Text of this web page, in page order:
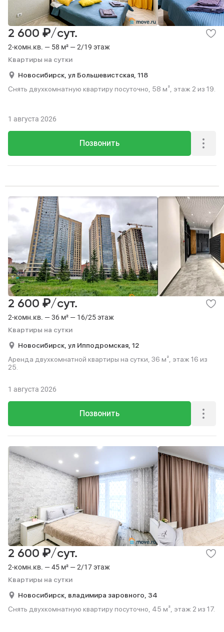
2-комн.кв. — 58 м² — 2/19 этаж
Квартиры на сутки
2 600 ₽/сут.
Новосибирск, ул Большевистская, 118
Снять двухкомнатную квартиру посуточно, 58 м², этаж 2 из 19.
Позвонить
1 августа 2026
2-комн.кв. — 36 м² — 16/25 этаж
Квартиры на сутки
2 600 ₽/сут.
Новосибирск, ул Ипподромская, 12
Аренда двухкомнатной квартиры на сутки, 36 м², этаж 16 из
25.
Позвонить
1 августа 2026
2-комн.кв. — 45 м² — 2/17 этаж
Квартиры на сутки
2 600 ₽/сут.
Новосибирск, владимира заровного, 34
Снять двухкомнатную квартиру посуточно, 45 м², этаж 2 из 17.